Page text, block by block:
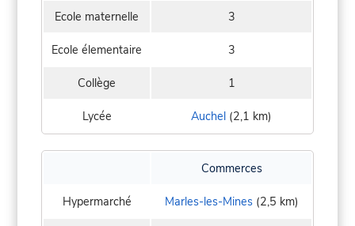
Ecole maternelle 3
Ecole élementaire 3
Collège 1
Lycée Auchel (2,1 km)
Commerces
Hypermarché Marles-les-Mines(2,5 km)